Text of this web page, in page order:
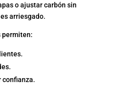
o ajustar carbón sin
arriesgado.
permiten:
confianza.